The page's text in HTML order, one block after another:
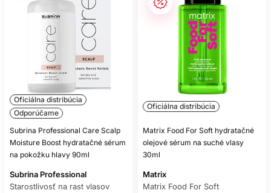
Oficiálna distribúcia
Odporúčame
Subrina Professional Care Scalp
Moisture Boost hydratačné sérum
na pokožku hlavy 90ml
Subrina Professional
Starostlivosť na rast vlasov
Oficiálna distribúcia
Matrix Food For Soft hydratačné
olejové sérum na suché vlasy
30ml
Matrix
Matrix Food For Soft